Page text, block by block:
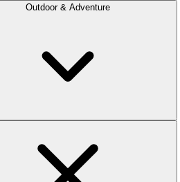
Outdoor & Adventure